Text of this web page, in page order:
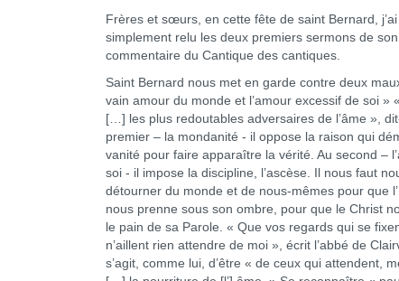
Frères et sœurs, en cette fête de saint Bernard, j’ai
simplement relu les deux premiers sermons de son
commentaire du Cantique des cantiques.
Saint Bernard nous met en garde contre deux
vain amour du monde et l’amour excessif de soi »
[…] les plus redoutables adversaires de l’âme »,
premier – la mondanité - il oppose la raison qui
vanité pour faire apparaître la vérité. Au second –
soi - il impose la discipline, l’ascèse. Il nous faut
détourner du monde et de nous-mêmes pour que
nous prenne sous son ombre, pour que le Christ
le pain de sa Parole. « Que vos regards qui se
n’aillent rien attendre de moi », écrit l’abbé de
s’agit, comme lui, d’être « de ceux qui attendent,